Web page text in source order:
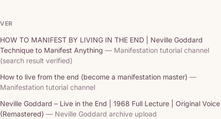
VER
HOW TO MANIFEST BY LIVING IN THE END | Neville Goddard
Technique to Manifest Anything — Manifestation tutorial channel
(search result verified)
How to live from the end (become a manifestation master) —
Manifestation tutorial channel
Neville Goddard – Live in the End | 1968 Full Lecture | Original Voice
(Remastered) — Neville Goddard archive upload